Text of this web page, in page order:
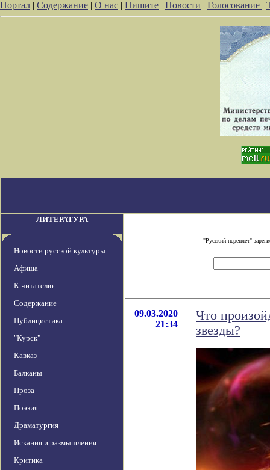
Портал | Содержание | О нас | Пишите | Новости | Голосование |
ЛИТЕРАТУРА
Новости русской культуры
Афиша
К читателю
Содержание
Публицистика
"Курск"
Кавказ
Балканы
Проза
Поэзия
Драматургия
Искания и размышления
Критика
"Русский переплет"
09.03.2020
21:34
Что
звезды?